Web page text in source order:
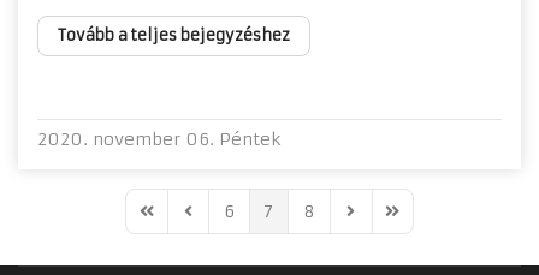
Tovább a teljes bejegyzéshez
2020. november 06. Péntek
First PagePrevious Page
6 7 8 Next PageLast Page